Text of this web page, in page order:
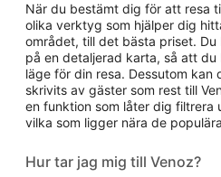
När du bestämt dig för att resa
olika verktyg som hjälper dig
området, till det bästa priset.
på en detaljerad karta, så att
läge för din resa. Dessutom kan
skrivits av gäster som rest till
en funktion som låter dig filtrera
vilka som ligger nära de
Hur tar jag mig till Venoz?